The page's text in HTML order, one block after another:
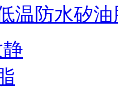
温防水矽油